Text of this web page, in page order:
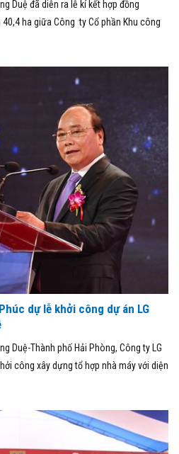
Duệ đã diễn ra lễ kí kết hợp đồng
ha giữa Công ty Cổ phần Khu công
dự lễ khởi công dự án LG
Duệ-Thành phố Hải Phòng, Công ty LG
công xây dựng tổ hợp nhà máy với diện